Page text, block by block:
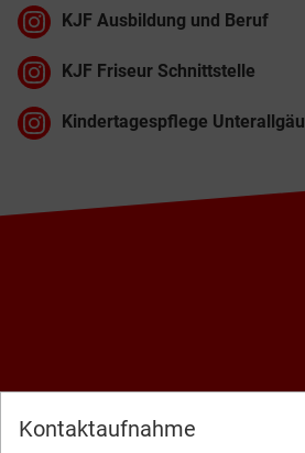
Kontaktaufnahme
KJF Ausbildung und Beruf
KJF Friseur Schnittstelle
Kindertagespflege Unterallgäu